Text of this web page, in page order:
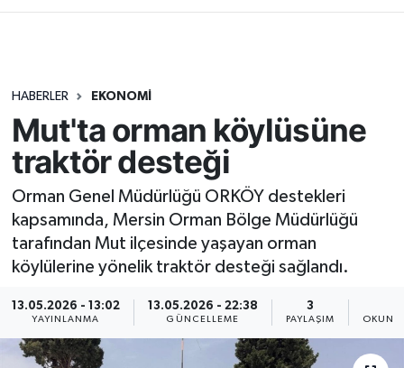
HABERLER EKONOMI
Mut'ta orman köylüsüne
traktör desteği
Orman Genel Müdürlüğü ORKÖY destekleri
kapsamında, Mersin Orman Bölge Müdürlüğü
tarafından Mut ilçesinde yaşayan orman
köylülerine yönelik traktör desteği sağlandı.
13.05.2026 - 13:02
YAYINLANMA
13.05.2026 - 22:38
GÜNCELLEME
3
PAYLAŞIM
Dünya
Ekonomi
Gündem
Kültür-Sanat
Resmi İlan
Tüm Manşetler
Haber Arşivi